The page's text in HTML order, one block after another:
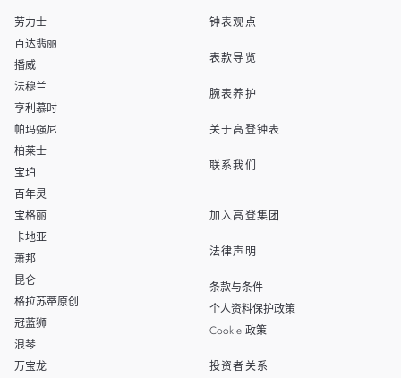
劳力士
百达翡丽
播威
法穆兰
亨利慕时
帕玛强尼
柏莱士
宝珀
百年灵
宝格丽
卡地亚
萧邦
昆仑
格拉苏蒂原创
冠蓝狮
浪琴
万宝龙
钟表观点
表款导览
腕表养护
关于高登钟表
联系我们
加入高登集团
法律声明
条款与条件
个人资料保护政策
Cookie 政策
投资者关系